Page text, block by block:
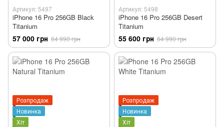
Артикул: 5497
iPhone 16 Pro 256GB Black
Titanium
57 000 грн 64 990 грн
Артикул: 5498
iPhone 16 Pro 256GB Desert
Titanium
55 600 грн 64 990 грн
Розпродаж
Новинка
Хіт
Розпродаж
Новинка
Хіт